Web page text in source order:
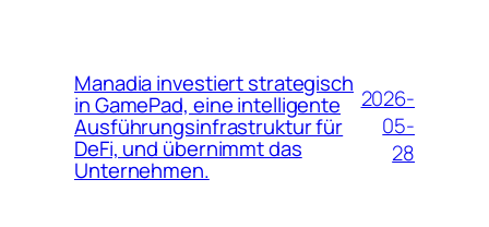
Manadia investiert strategisch
in GamePad, eine intelligente
Ausführungsinfrastruktur für
DeFi, und übernimmt das
Unternehmen.
2026-
05-
28